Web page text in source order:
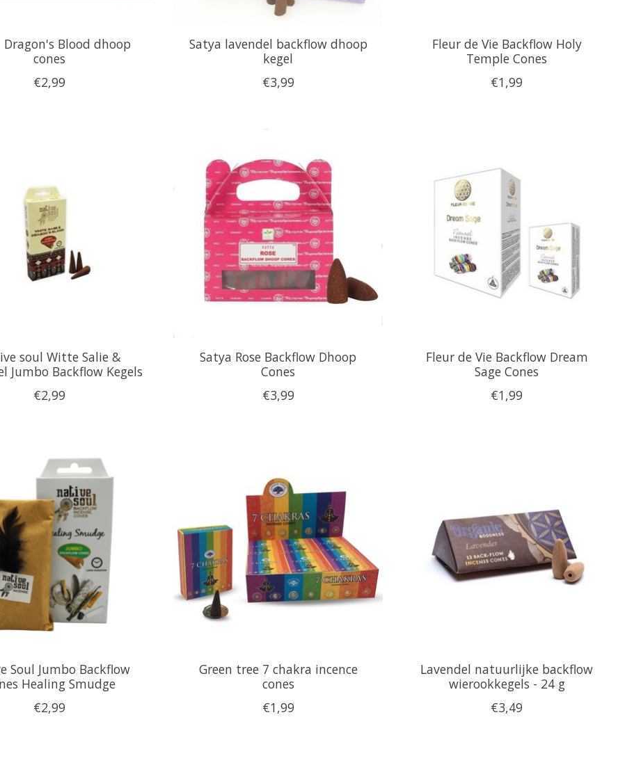
Dragon's Blood dhoop
cones
€2,99
Satya lavendel backflow dhoop
kegel
€3,99
Fleur de Vie Backflow Holy
Temple Cones
€1,99
soul Witte Salie &
Jumbo Backflow Kegels
€2,99
Satya Rose Backflow Dhoop
Cones
€3,99
Fleur de Vie Backflow Dream
Sage Cones
€1,99
Soul Jumbo Backflow
Healing Smudge
€2,99
Green tree 7 chakra incence
cones
€1,99
Lavendel natuurlijke backflow
wierookkegels - 24 g
€3,49